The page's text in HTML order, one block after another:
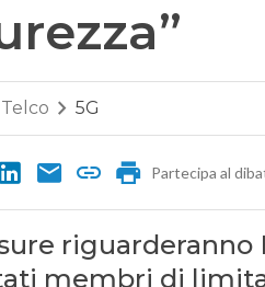
Telco 5G
Partecipa al
riguarderanno
membri di